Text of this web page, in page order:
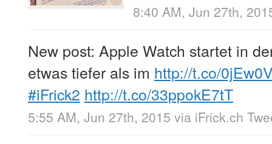
8:40 AM, Jun 27th,
New post: Apple Watch startet in
etwas tiefer als im http://t.co/
#iFrick2 http://t.co/33ppokE7tT
5:55 AM, Jun 27th, 2015 via iFrick.ch